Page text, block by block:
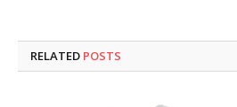
RELATED POSTS